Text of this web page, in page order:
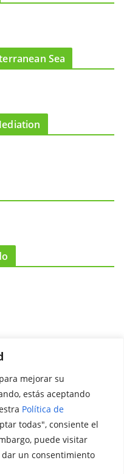
mejorar su
estás aceptando
Política de
todas", consiente el
puede visitar
un consentimiento
Sea